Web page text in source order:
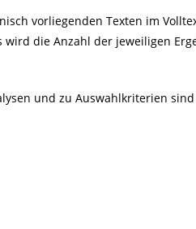
vorliegenden Texten im
die Anzahl der jeweiligen
und zu Auswahlkriterien sind